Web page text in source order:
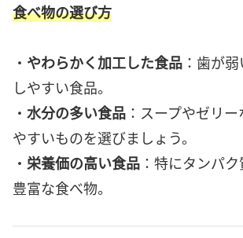
食べ物の選び方
・ やわらかく加工した食品 ：歯が
しやすい食品。
・ 水分の多い食品 ：スープやゼリ
やすいものを選びましょう。
・ 栄養価の高い食品 ：特にタンパ
豊富な食べ物。